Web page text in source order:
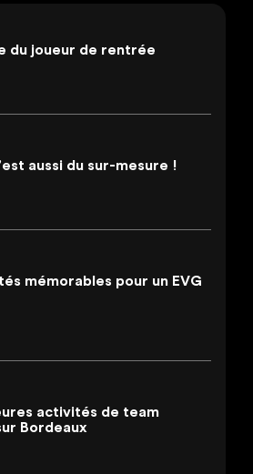
du joueur de rentrée
aussi du sur-mesure !
mémorables pour un EVG
activités de team
Bordeaux